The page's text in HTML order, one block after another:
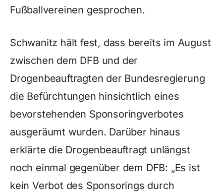
Fußballvereinen gesprochen.
Schwanitz hält fest, dass bereits im August
zwischen dem DFB und der
Drogenbeauftragten der Bundesregierung
die Befürchtungen hinsichtlich eines
bevorstehenden Sponsoringverbotes
ausgeräumt wurden. Darüber hinaus
erklärte die Drogenbeauftragt unlängst
noch einmal gegenüber dem DFB: „Es ist
kein Verbot des Sponsorings durch